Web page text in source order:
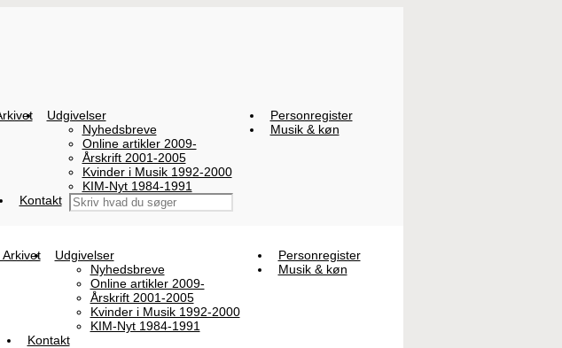
Udgivelser
Nyhedsbreve
Online artikler 2009-
Årskrift 2001-2005
Kvinder i Musik 1992-2000
KIM-Nyt 1984-1991
Personregister
Musik & køn
Kontakt
Udgivelser
Nyhedsbreve
Online artikler 2009-
Årskrift 2001-2005
Kvinder i Musik 1992-2000
KIM-Nyt 1984-1991
Personregister
Musik & køn
Kontakt